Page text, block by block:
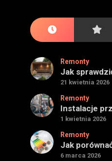
Remonty
21 kwietnia 2026
Remonty
1 kwietnia 2026
Remonty
6 marca 2026